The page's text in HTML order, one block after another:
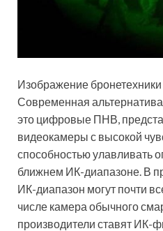
Изображение
Современная
это цифровые ПНВ,
видеокамеры с высокой
способностью улавливать
ближнем ИК-диапазоне. В
ИК-диапазон могут почти
числе камера обычного
производители ставят ИК-